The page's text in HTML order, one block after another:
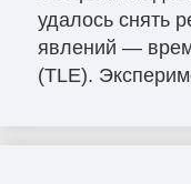
удалось снять
явлений —
(TLE).